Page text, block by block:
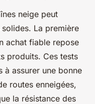
neige peut
solides. La première
achat fiable repose
produits. Ces tests
à assurer une bonne
routes enneigées,
la résistance des